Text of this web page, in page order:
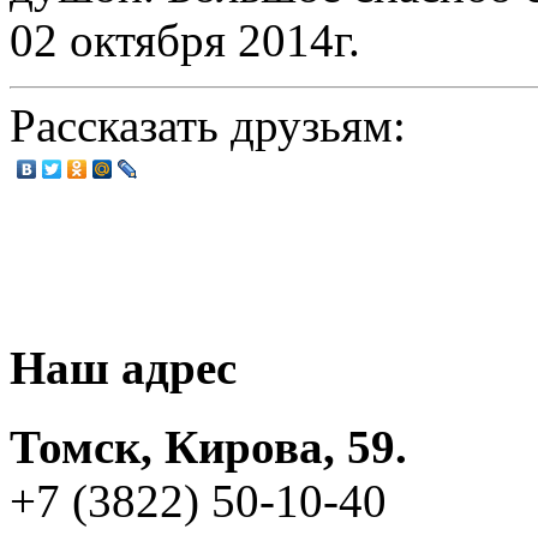
02 октября 2014г.
Рассказать друзьям:
Наш адрес
Томск, Кирова, 59.
+7 (3822) 50-10-40